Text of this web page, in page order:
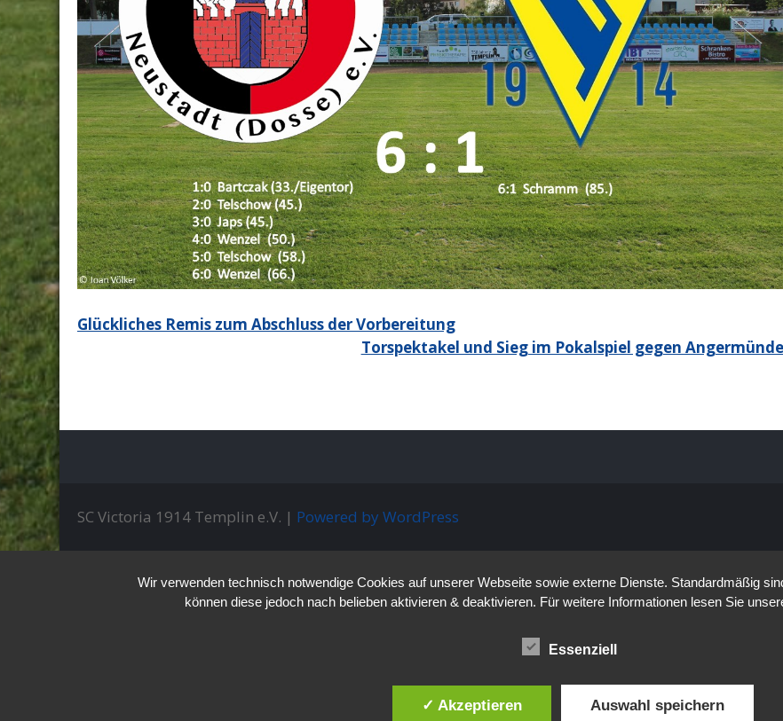
Beitragsnavigation
Glückliches Remis zum Abschluss der Vorbereitung
Torspektakel und Sieg im Pokalspiel gegen Angermünde
SC Victoria 1914 Templin e.V. | Powered by WordPress
Wir verwenden technisch notwendige Cookies auf unserer Webseite sowie externe Dienste. Standardmäßig
können diese jedoch nach belieben aktivieren & deaktivieren. Für weitere Informationen lesen Sie
Essenziell
✓ Akzeptieren Auswahl speichern